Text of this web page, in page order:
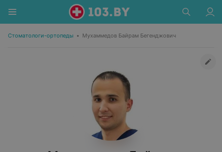
Стоматологи-ортопеды • Мухаммедов Байрам Бегенджович